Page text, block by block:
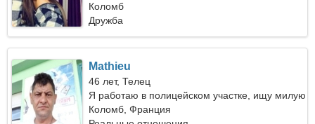
Коломб
Дружба
Mathieu
46 лет, Телец
Я работаю в полицейском участке, ищу милую
женщину
Коломб, Франция